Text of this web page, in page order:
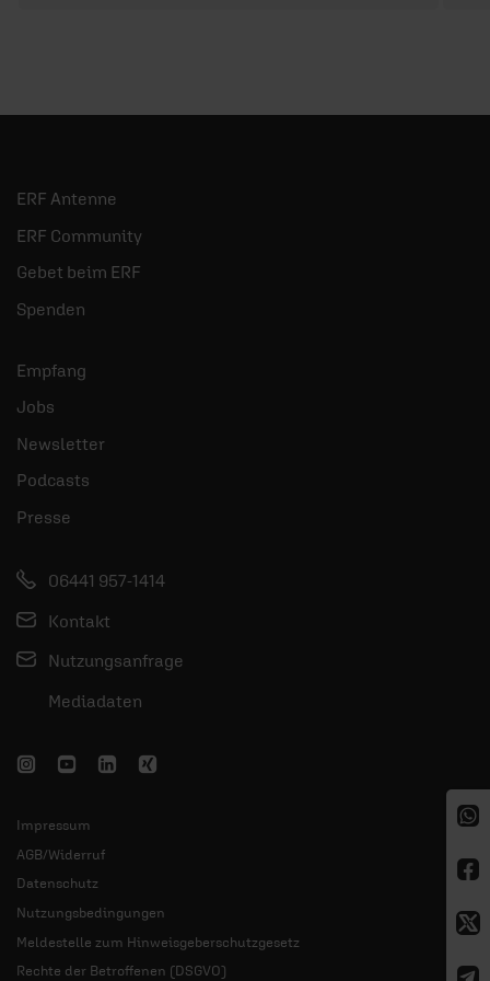
ERF Antenne
ERF Community
Gebet beim ERF
Spenden
Empfang
Jobs
Newsletter
Podcasts
Presse
06441 957-1414
Kontakt
Nutzungsanfrage
Mediadaten
Impressum
AGB/Widerruf
Datenschutz
Nutzungsbedingungen
Meldestelle zum Hinweisgeberschutzgesetz
Rechte der Betroffenen (DSGVO)